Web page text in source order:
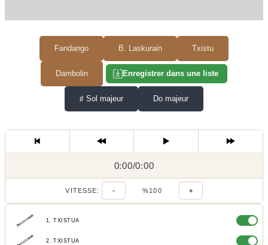
Fandango B. Laskurain Txistu
Dambolin Enregistrer dans une liste
♯ Sol majeur Do majeur
0:00/
0:00/0:00
VITESSE: - %100 +
1. TXISTUA
2. TXISTUA